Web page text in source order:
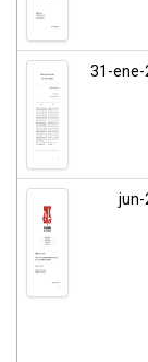
31-ene-
jun-